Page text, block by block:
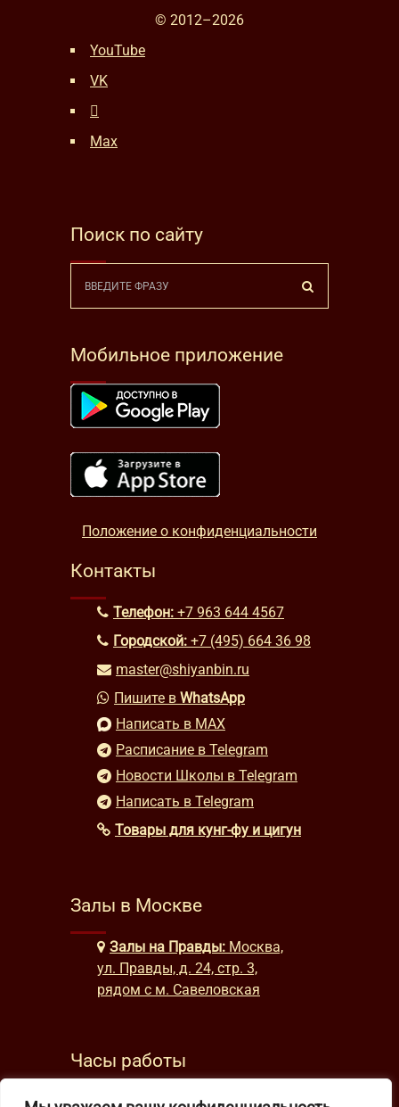
© 2012–2026
YouTube
VK
Max
Поиск по сайту
Мобильное приложение
Положение о конфиденциальности
Контакты
Телефон: +7 963 644 4567
Городской: +7 (495) 664 36 98
master@shiyanbin.ru
Пишите в WhatsApp
Написать в MAX
Расписание в Telegram
Новости Школы в Telegram
Написать в Telegram
Товары для кунг-фу и цигун
Залы в Москве
Залы на Правды: Москва,
ул. Правды, д. 24, стр. 3,
рядом с м. Савеловская
Часы работы
будни: с 9:00 до 22:00